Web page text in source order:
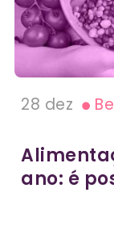
ano: é
28 dez